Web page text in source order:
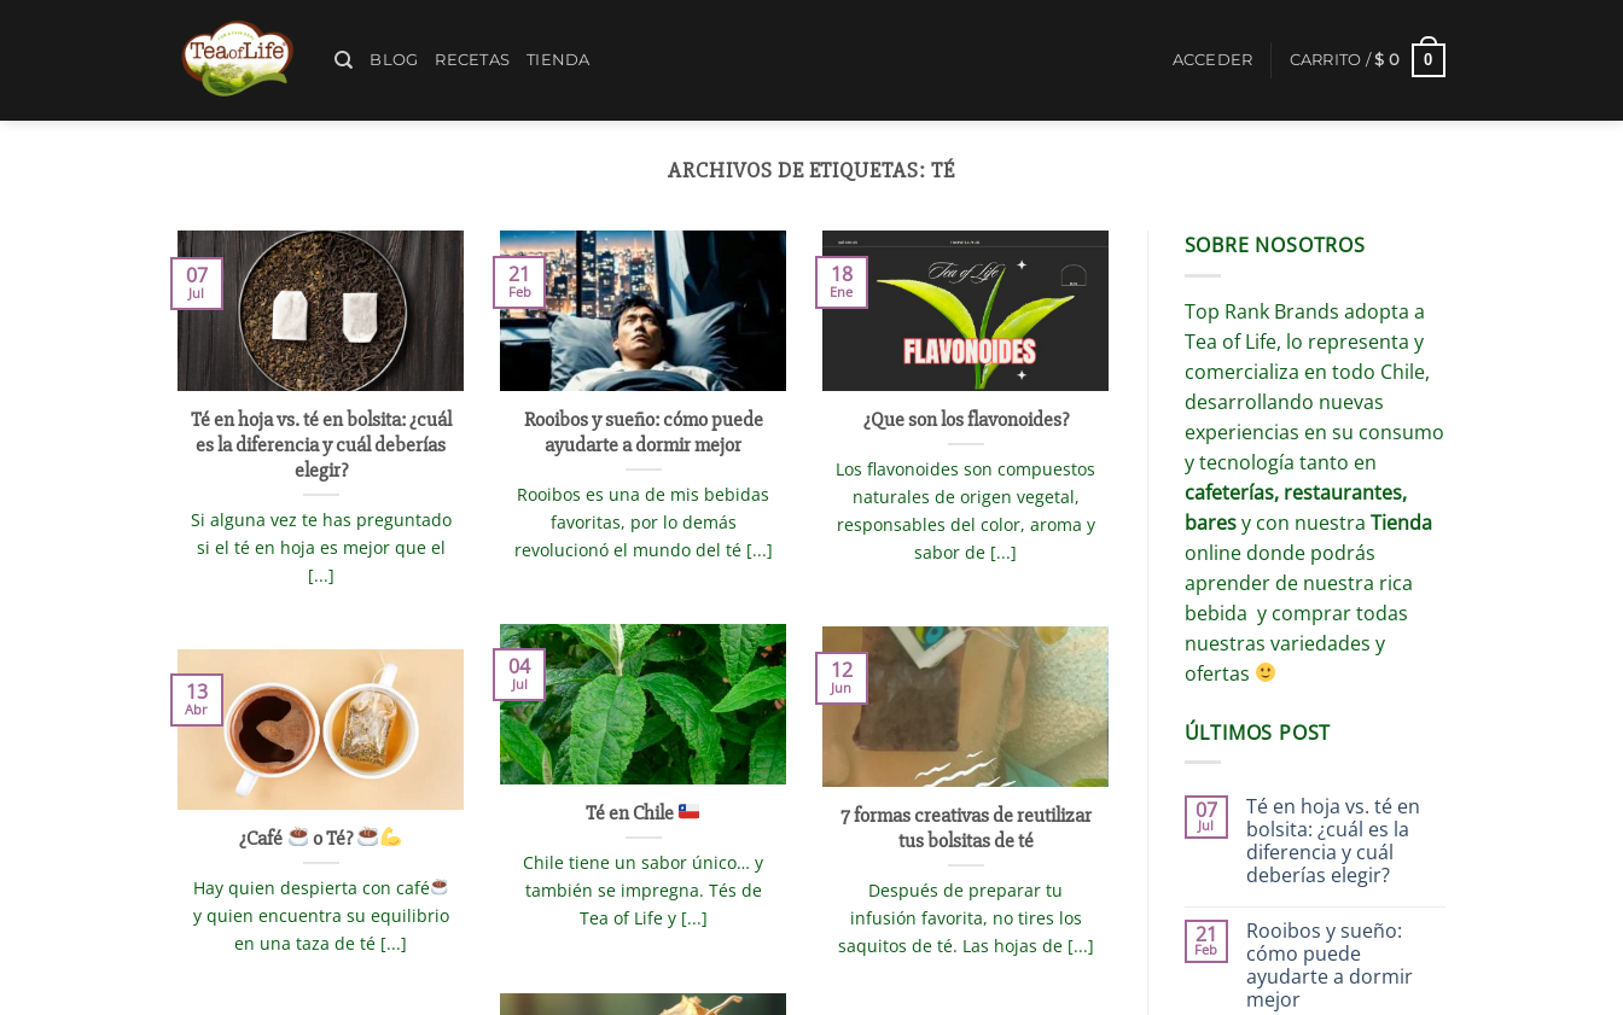
BLOG RECETAS TIENDA ACCEDER CARRITO /$ 0 0
ARCHIVOS DE ETIQUETAS: TÉ
Té en hoja vs. té en bolsita: ¿cuál
es la diferencia y cuál deberías
elegir?
Si alguna vez te has preguntado
si el té en hoja es mejor que el
[...]
07
Jul
Rooibos y sueño: cómo puede
ayudarte a dormir mejor
Rooibos es una de mis bebidas
favoritas, por lo demás
revolucionó el mundo del té [...]
21
Feb
¿Que son los flavonoides?
Los flavonoides son compuestos
naturales de origen vegetal,
responsables del color, aroma y
sabor de [...]
18
Ene
Té en Chile
Chile tiene un sabor único… y
también se impregna. Tés de
Tea of Life y [...]
04
Jul
7 formas creativas de reutilizar
tus bolsitas de té
Después de preparar tu
infusión favorita, no tires los
saquitos de té. Las hojas de [...]
12
Jun
¿Café o Té?
Hay quien despierta con café
y quien encuentra su equilibrio
en una taza de té [...]
13
Abr
SOBRE NOSOTROS
Top Rank Brands adopta a
Tea of Life, lo representa y
comercializa en todo Chile,
desarrollando nuevas
experiencias en su consumo
y tecnología tanto en
cafeterías, restaurantes,
baresy con nuestra Tienda
online donde podrás
aprender de nuestra rica
bebida y comprar todas
nuestras variedades y
ofertas
ÚLTIMOS POST
07
Jul
Té en hoja vs. té en
bolsita: ¿cuál es la
diferencia y cuál
deberías elegir?
21
Feb
Rooibos y sueño:
cómo puede
ayudarte a dormir
mejor